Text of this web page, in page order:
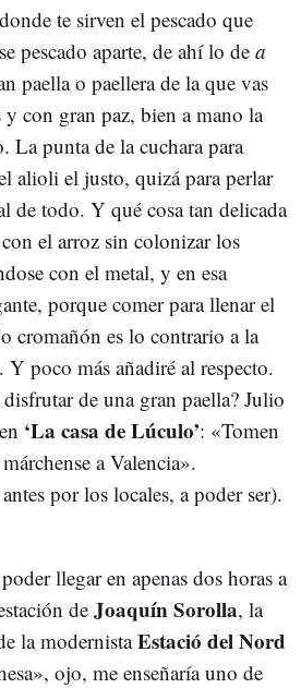
te sirven el pescado que
pescado aparte, de ahí lo de a
paella o paellera de la que vas
y con gran paz, bien a mano la
La punta de la cuchara para
alioli el justo, quizá para perlar
de todo. Y qué cosa tan delicada
el arroz sin colonizar los
con el metal, y en esa
porque comer para llenar el
cromañón es lo contrario a la
poco más añadiré al respecto.
de una gran paella? Julio
‘La casa de Lúculo’: «Tomen
a Valencia».
por los locales, a poder ser).
llegar en apenas dos horas a
deJoaquín Sorolla, la
la modernistaEstació del Nord
ojo, me enseñaría uno de